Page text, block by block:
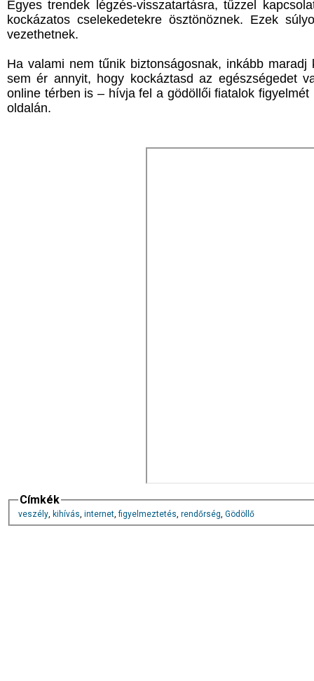
Egyes trendek légzés-visszatartásra, tűzzel
kockázatos cselekedetekre ösztönöznek. Ezek
vezethetnek.
Ha valami nem tűnik biztonságosnak, inkább
sem ér annyit, hogy kockáztasd az egészségedet
online térben is – hívja fel a gödöllői fiatalok
oldalán.
Címkék
veszély, kihívás, internet,figyelmeztetés, rendőrség, Gödöllő